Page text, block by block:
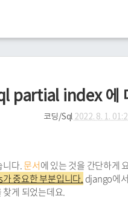
partial index 에
코딩/Sql 2022. 8. 1.
다.문서에 있는 것을 간단하게
중요한 부분입니다.django에
찾게 되었는데요.